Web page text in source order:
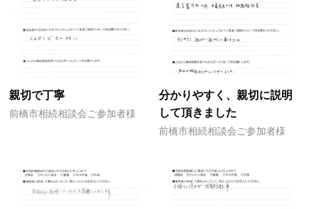
親切で丁寧
前橋市相続相談会ご参加者様
分かりやすく、親切に説明
して頂きました
前橋市相続相談会ご参加者様